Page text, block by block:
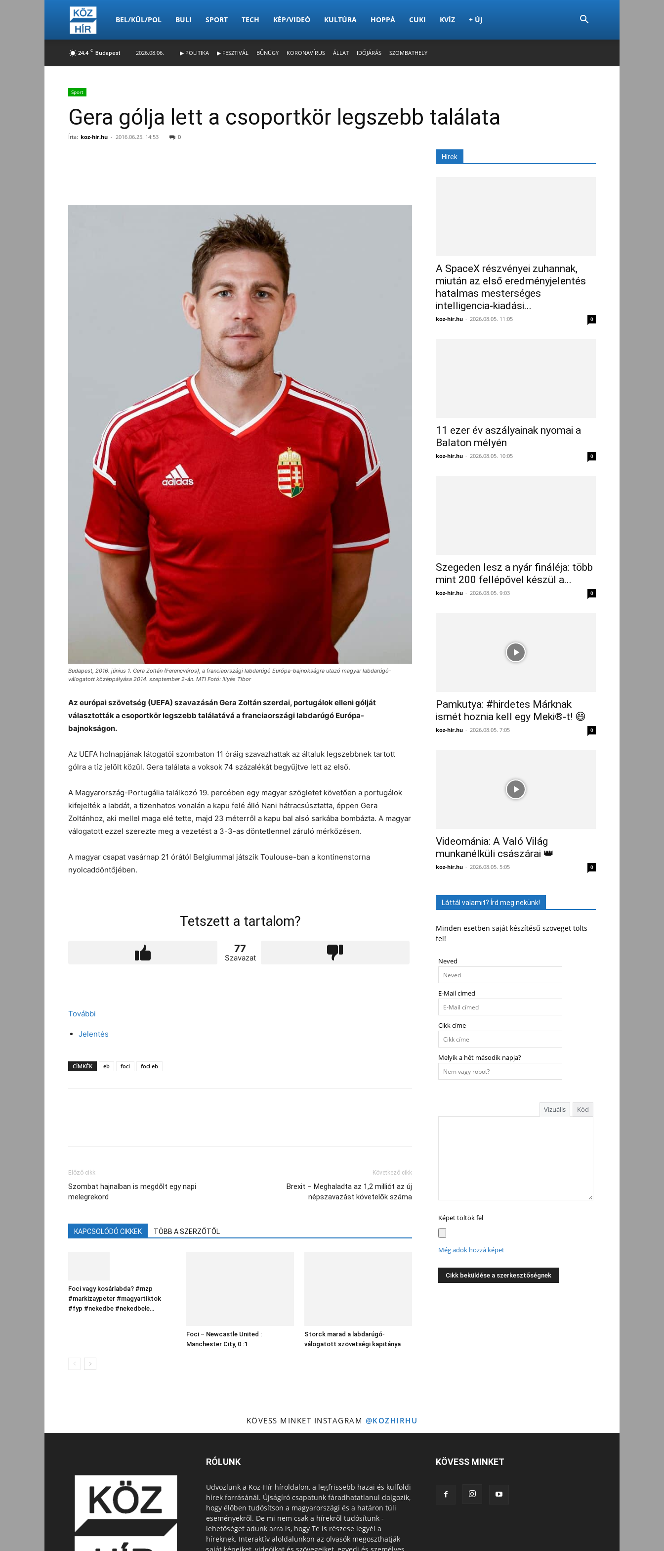
Köz-
Hír
BEL/KÜL/POL BULI SPORT TECH KÉP/VIDEÓ KULTÚRA HOPPÁ CUKI KVÍZ + ÚJ
24.4 C Budapest 2026.08.06. ▶ POLITIKA ▶ FESZTIVÁL BŰNÜGY KORONAVÍRUS ÁLLAT IDŐJÁRÁS SZOMBATHELY
Sport
Gera gólja lett a csoportkör legszebb találata
Írta: koz-hir.hu - 2016.06.25. 14:53 0
Budapest, 2016. június 1. Gera Zoltán (Ferencváros), a franciaországi labdarúgó Európa-bajnokságra utazó magyar labdarúgó-
válogatott középpályása 2014. szeptember 2-án. MTI Fotó: Illyés Tibor
Az európai szövetség (UEFA) szavazásán Gera Zoltán szerdai, portugálok elleni gólját
választották a csoportkör legszebb találatává a franciaországi labdarúgó Európa-
bajnokságon.
Az UEFA holnapjának látogatói szombaton 11 óráig szavazhattak az általuk legszebbnek tartott
gólra a tíz jelölt közül. Gera találata a voksok 74 százalékát begyűjtve lett az első.
A Magyarország-Portugália találkozó 19. percében egy magyar szögletet követően a portugálok
kifejelték a labdát, a tizenhatos vonalán a kapu felé álló Nani hátracsúsztatta, éppen Gera
Zoltánhoz, aki mellel maga elé tette, majd 23 méterről a kapu bal alsó sarkába bombázta. A magyar
válogatott ezzel szerezte meg a vezetést a 3-3-as döntetlennel záruló mérkőzésen.
A magyar csapat vasárnap 21 órától Belgiummal játszik Toulouse-ban a kontinenstorna
nyolcaddöntőjében.
Tetszett a tartalom?
77
Szavazat
További
Jelentés
CÍMKÉK eb foci foci eb
Előző cikk
Szombat hajnalban is megdőlt egy napi
melegrekord
Következő cikk
Brexit – Meghaladta az 1,2 milliót az új
népszavazást követelők száma
KAPCSOLÓDÓ CIKKEK TÖBB A SZERZŐTŐL
Foci vagy kosárlabda? #mzp
#markizaypeter #magyartiktok
#fyp #nekedbe #nekedbele…
Foci – Newcastle United :
Manchester City, 0 :1
Storck marad a labdarúgó-
válogatott szövetségi kapitánya
Hírek
A SpaceX részvényei zuhannak,
miután az első eredményjelentés
hatalmas mesterséges
intelligencia-kiadási...
koz-hir.hu - 2026.08.05. 11:05 0
11 ezer év aszályainak nyomai a
Balaton mélyén
koz-hir.hu - 2026.08.05. 10:05 0
Szegeden lesz a nyár fináléja: több
mint 200 fellépővel készül a...
koz-hir.hu - 2026.08.05. 9:03 0
Pamkutya: #hirdetes Márknak
ismét hoznia kell egy Meki®-t! 😄
koz-hir.hu - 2026.08.05. 7:05 0
Videománia: A Való Világ
munkanélküli császárai 👑
koz-hir.hu - 2026.08.05. 5:05 0
Láttál valamit? Írd meg nekünk!
Minden esetben saját készítésű szöveget tölts
fel!
Neved
E-Mail címed
Cikk címe
Melyik a hét második napja?
Vizuális Kód
Képet töltök fel
Még adok hozzá képet
KÖVESS MINKET INSTAGRAM @KOZHIRHU
RÓLUNK
Üdvözlünk a Köz-Hír híroldalon, a legfrissebb hazai és külföldi
hírek forrásánál. Újságíró csapatunk fáradhatatlanul dolgozik,
hogy élőben tudósítson a magyarországi és a határon túli
eseményekről. De mi nem csak a hírekről tudósítunk -
lehetőséget adunk arra is, hogy Te is részese legyél a
híreknek. Interaktív aloldalunkon az olvasók megoszthatják
KÖVESS MINKET